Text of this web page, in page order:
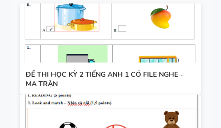
ĐỀ THI HỌC KỲ 2 TIẾNG ANH 1 CÓ FILE NGHE -
MA TRẬN